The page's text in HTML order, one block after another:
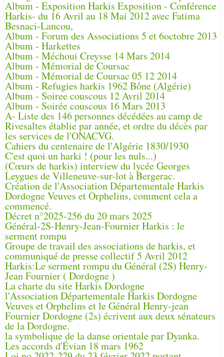
Album - Exposition Harkis Exposition - Conférence
Harkis- du 16 Avril au 18 Mai 2012 avec Fatima
Besnaci-Lancou,
Album - Forum des Associations 5 et 6octobre 2013
Album - Harkettes
Album - Méchoui Creysse 14 Mars 2014
Album - Mémorial de Coursac
Album - Mémorial de Coursac 05 12 2014
Album - Refugies harkis 1962 Bône (Algérie)
Album - Soiree couscous 12 Avril 2014
Album - Soirée couscous 16 Mars 2013
A- Liste des 146 personnes décédées au camp de
Rivesaltes établie par année, et ordre du décès par
les services de l'ONACVG.
Cahiers du centenaire de l'Algérie 1830/1930
C'est quoi un harki ! (pour les nuls...)
(Cœurs de harkis) interview du lycée Georges
Leygues de Villeneuve-sur-lot à Bergerac.
Création de l'Association Départementale Harkis
Dordogne Veuves et Orphelins, comment cela a
commencé.
Décret n°2025-256 du 20 mars 2025
Général-2S-Henry-Jean-Fournier Harkis : le
serment rompu
Groupe de travail des associations de harkis, et
communiqué de presse collectif 5 Avril 2012
Harkis:Le serment rompu du Général (2S) Henry-
Jean Fournier ( Dordogne )
La charte du site Harkis Dordogne
l'Association Départementale Harkis Dordogne
Veuves et Orphelins et le Général Henry-jean
Fournier Dordogne (2s) écrivent aux deux sénateurs
de la Dordogne.
la symbolique de la danse orientale par Dyanka.
Les accords d'Évian 18 mars 1962